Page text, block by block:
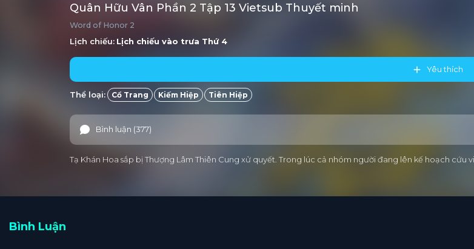
Quân Hữu Vân Phần 2 Tập 13 Vietsub Thuyết minh
Word of Honor 2
Lịch chiếu: Lịch chiếu vào trưa Thứ 4
Yêu thích
Thể loại: Cổ Trang Kiếm Hiệp Tiên Hiệp
Bình luận (377)
Tạ Khán Hoa sắp bị Thượng Lâm Thiên Cung xử quyết. Trong lúc cả nhóm người đang lên kế hoạch cứu
Bình Luận